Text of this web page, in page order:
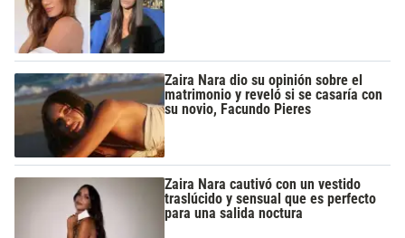
Zaira Nara dio su opinión sobre el
matrimonio y reveló si se casaría con
su novio, Facundo Pieres
Zaira Nara cautivó con un vestido
traslúcido y sensual que es perfecto
para una salida noctura